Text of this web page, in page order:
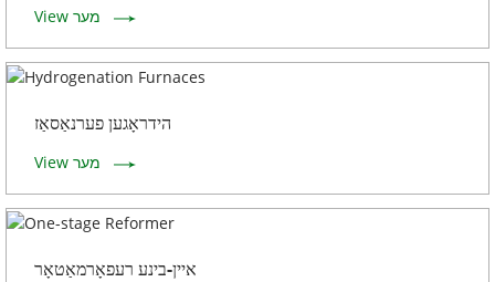
View מער
הידראָגען פערנאַסאַז
View מער
איין-בינע רעפאָרמאַטאָר